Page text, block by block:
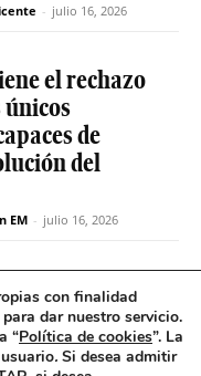
- julio 16, 2026
el rechazo
de
del
EM - julio 16, 2026
más
sanitario
récord
con finalidad
dar nuestro servicio.
“Política de cookies”. La
. Si desea admitir